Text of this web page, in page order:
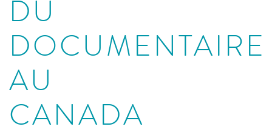
DU
DOCUMENTAIRE
AU
CANADA